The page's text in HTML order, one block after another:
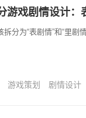
游戏剧情设计：
分为“表剧情”和“里
游戏策划 剧情设计